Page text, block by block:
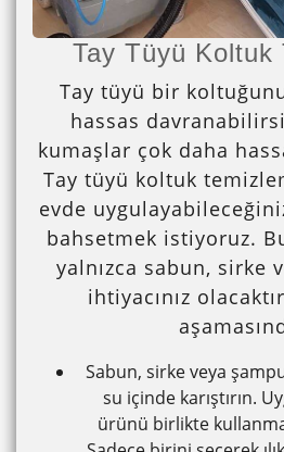
Tay Tüyü Koltuk
Tay tüyü bir
hassas
kumaşlar çok daha
Tay tüyü koltuk
evde
bahsetmek istiyoruz.
yalnızca sabun, sirke
ihtiyacınız
Sabun, sirke veya
su içinde karıştırın.
ürünü birlikte